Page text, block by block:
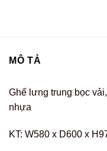
MÔ TẢ
Ghế lưng trung bọc
nhựa
KT: W580 x D600 x